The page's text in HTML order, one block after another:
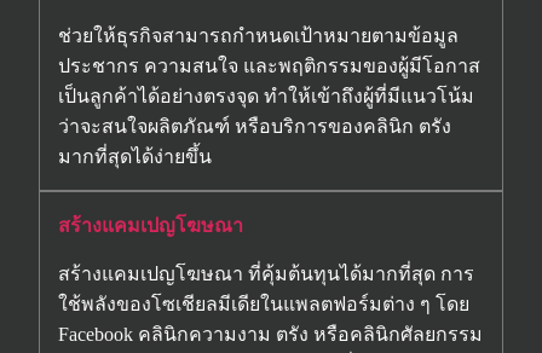
ช่วยให้ธุรกิจสามารถกำหนดเป้าหมายตามข้อมูล
ประชากร ความสนใจ และพฤติกรรมของผู้มีโอกาส
เป็นลูกค้าได้อย่างตรงจุด ทำให้เข้าถึงผู้ที่มีแนวโน้ม
ว่าจะสนใจผลิตภัณฑ์ หรือบริการของคลินิก ตรัง
มากที่สุดได้ง่ายขึ้น
สร้างแคมเปญโฆษณา
สร้างแคมเปญโฆษณา ที่คุ้มต้นทุนได้มากที่สุด การ
ใช้พลังของโซเชียลมีเดียในแพลตฟอร์มต่าง ๆ โดย
Facebook คลินิกความงาม ตรัง หรือคลินิกศัลยกรรม